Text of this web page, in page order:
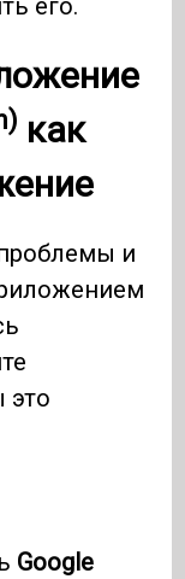
его.
как
и
это
Google